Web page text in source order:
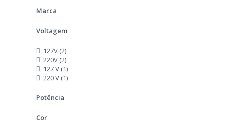
Marca
Voltagem
127V (2)
220V (2)
127 V (1)
220 V (1)
Potência
Cor